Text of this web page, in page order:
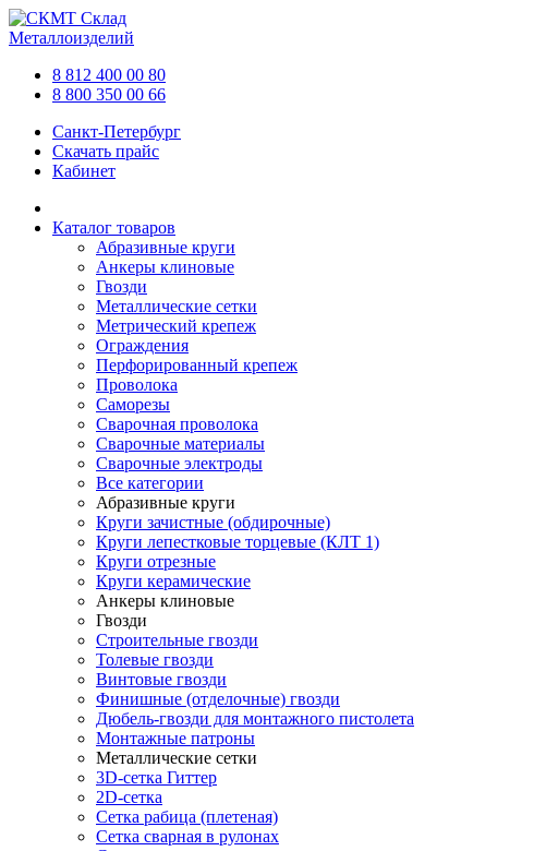
Склад
Металлоизделий
8 812 400 00 80
8 800 350 00 66
Санкт-Петербург
Скачать прайс
Кабинет
Каталог товаров
Абразивные круги
Анкеры клиновые
Гвозди
Металлические сетки
Метрический крепеж
Ограждения
Перфорированный крепеж
Проволока
Саморезы
Сварочная проволока
Сварочные материалы
Сварочные электроды
Все категории
Абразивные круги
Круги зачистные (обдирочные)
Круги лепестковые торцевые (КЛТ 1)
Круги отрезные
Круги керамические
Анкеры клиновые
Гвозди
Строительные гвозди
Толевые гвозди
Винтовые гвозди
Финишные (отделочные) гвозди
Дюбель-гвозди для монтажного пистолета
Монтажные патроны
Металлические сетки
3D-сетка Гиттер
2D-сетка
Сетка рабица (плетеная)
Сетка сварная в рулонах